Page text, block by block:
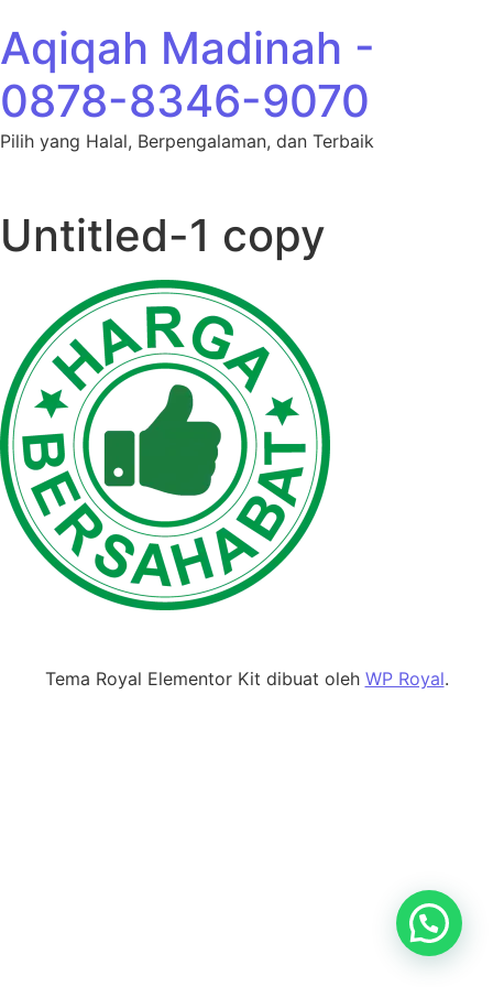
Aqiqah Madinah -
0878-8346-9070
Pilih yang Halal, Berpengalaman, dan Terbaik
Untitled-1 copy
Tema Royal Elementor Kit dibuat oleh WP Royal.